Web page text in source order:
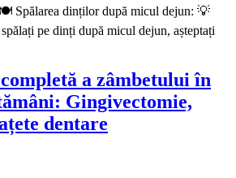
Spălarea dinților după micul dejun: 💡
pe dinți după micul dejun, așteptați
a zâmbetului în
Gingivectomie,
dentare